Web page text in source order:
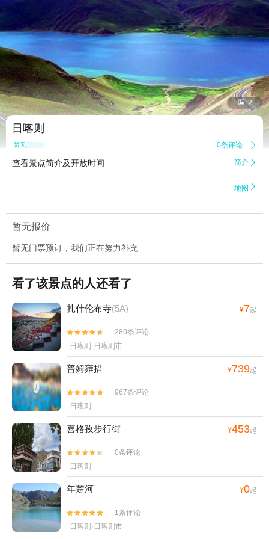
 2
日喀则
暂无点评 0条评论 
查看景点简介及开放时间 简介 
地图 
暂无报价
暂无门票预订，我们正在努力补充
看了该景点的人还看了
扎什伦布寺(5A) ¥7起


280条评论
日喀则·日喀则市
普姆雍措 ¥739起


967条评论
日喀则
喜格孜步行街 ¥453起


0条评论
日喀则
年楚河 ¥0起


1条评论
日喀则·日喀则市